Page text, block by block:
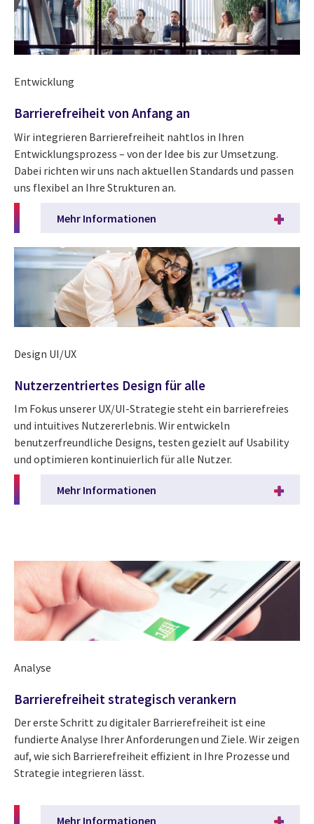
Entwicklung
Barrierefreiheit von Anfang an
Wir integrieren Barrierefreiheit nahtlos in Ihren
Entwicklungsprozess – von der Idee bis zur Umsetzung.
Dabei richten wir uns nach aktuellen Standards und passen
uns flexibel an Ihre Strukturen an.
Mehr Informationen
Design UI/UX
Nutzerzentriertes Design für alle
Im Fokus unserer UX/UI-Strategie steht ein barrierefreies
und intuitives Nutzererlebnis. Wir entwickeln
benutzerfreundliche Designs, testen gezielt auf Usability
und optimieren kontinuierlich für alle Nutzer.
Mehr Informationen
Analyse
Barrierefreiheit strategisch verankern
Der erste Schritt zu digitaler Barrierefreiheit ist eine
fundierte Analyse Ihrer Anforderungen und Ziele. Wir zeigen
auf, wie sich Barrierefreiheit effizient in Ihre Prozesse und
Strategie integrieren lässt.
Mehr Informationen